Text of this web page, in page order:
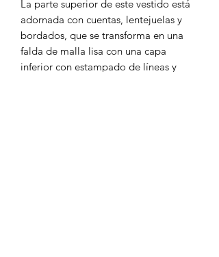
La parte superior de este vestido está
adornada con cuentas, lentejuelas y
bordados, que se transforma en una
falda de malla lisa con una capa
inferior con estampado de líneas y